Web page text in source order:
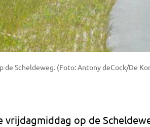
de Scheldeweg. (Foto: Antony deCock/De
vrijdagmiddag op de